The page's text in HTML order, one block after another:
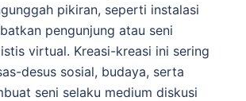
pikiran, seperti instalasi
pengunjung atau seni
virtual. Kreasi-kreasi ini sering
desus sosial, budaya, serta
seni selaku medium diskusi